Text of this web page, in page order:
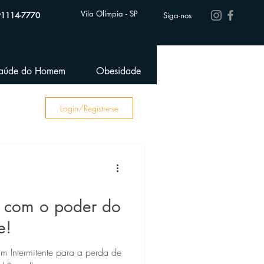
7770 Vila Olímpia - SP Siga-nos
do Homem Obesidade
Login/Registre-se
o poder do
Intermitente para a perda de